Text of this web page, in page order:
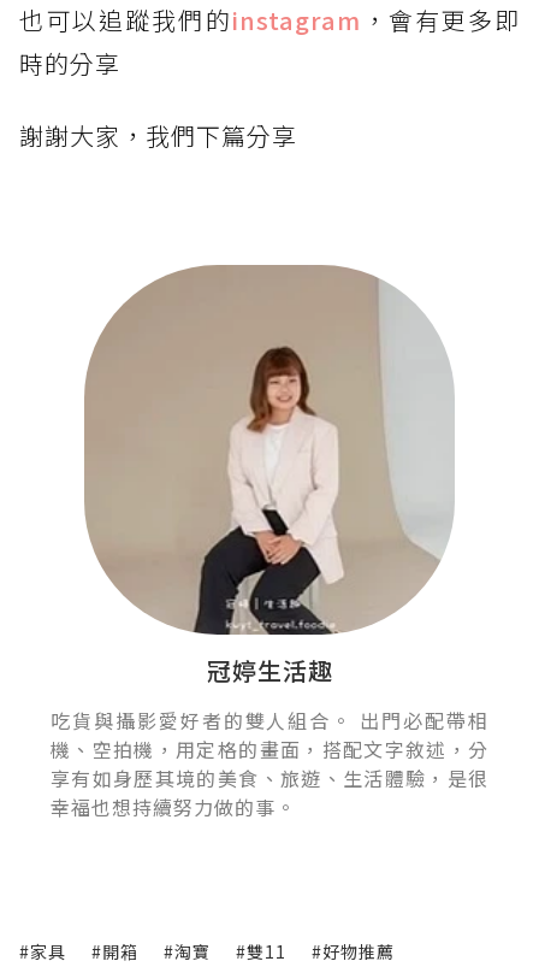
也可以追蹤我們的instagram ，會有更多即
時的分享
謝謝大家，我們下篇分享
冠婷生活趣
吃貨與攝影愛好者的雙人組合。 出門必配帶相
機、空拍機，用定格的畫面，搭配文字敘述，分
享有如身歷其境的美食、旅遊、生活體驗，是很
幸福也想持續努力做的事。
#家具 #開箱 #淘寶 #雙11 #好物推薦